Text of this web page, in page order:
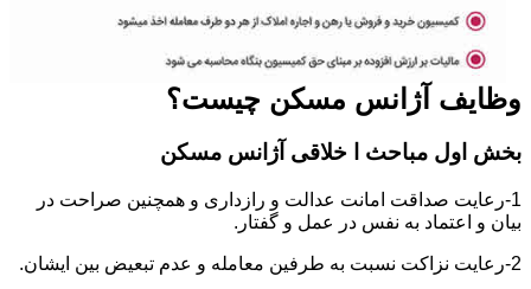
وظایف آژانس مسکن چیست؟
بخش اول مباحث ا خلاقی آژانس مسکن
1-رعایت صداقت امانت عدالت و رازداری و همچنین صراحت در
بیان و اعتماد به نفس در عمل و گفتار.
2-رعایت نزاکت نسبت به طرفین معامله و عدم تبعیض بین ایشان.